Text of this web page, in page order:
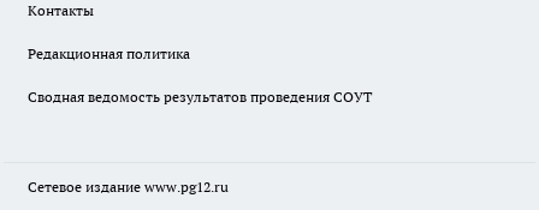
Контакты
Редакционная политика
Сводная ведомость результатов проведения СОУТ
Сетевое издание www.pg12.ru